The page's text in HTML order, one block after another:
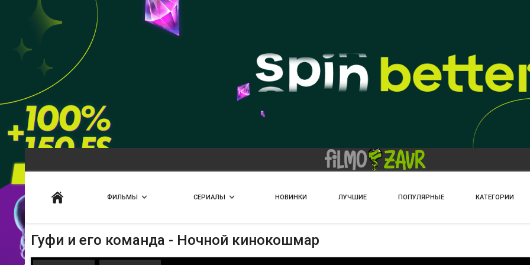
ФИЛЬМЫ СЕРИАЛЫ НОВИНКИ ЛУЧШИЕ ПОПУЛЯРНЫЕ КАТЕГОРИИ
Гуфи и его команда - Ночной кинокошмар